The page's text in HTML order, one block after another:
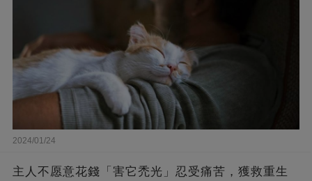
2024/01/24
主人不愿意花錢「害它禿光」忍受痛苦，獲救重生